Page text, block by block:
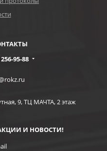
95-88
9, ТЦ МАЧТА, 2 этаж
И НОВОСТИ!